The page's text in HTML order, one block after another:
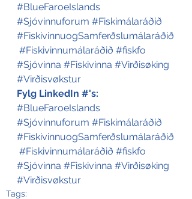
#BlueFaroeIslands
#Sjóvinnuforum #Fiskimálaráðið
#FiskivinnuogSamferðslumálaráðið
#Fiskivinnumálaráðið #fiskfo
#Sjóvinna #Fiskivinna #Virðisøking
#Virðisvøkstur
Fylg LinkedIn #'s:
#BlueFaroeIslands
#Sjóvinnuforum #Fiskimálaráðið
#FiskivinnuogSamferðslumálaráðið
#Fiskivinnumálaráðið #fiskfo
#Sjóvinna #Fiskivinna #Virðisøking
#Virðisvøkstur
Tags: